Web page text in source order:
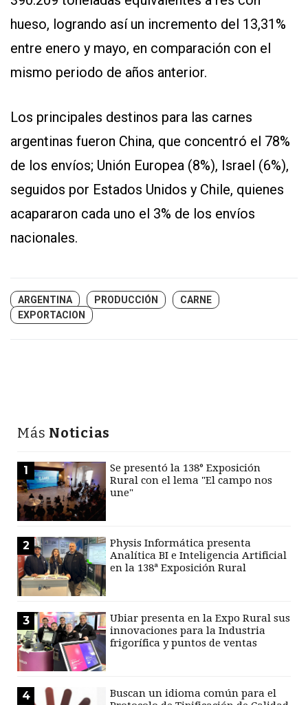
hueso, logrando así un incremento del 13,31%
entre enero y mayo, en comparación con el
mismo periodo de años anterior.
Los principales destinos para las carnes
argentinas fueron China, que concentró el 78%
de los envíos; Unión Europea (8%), Israel (6%),
seguidos por Estados Unidos y Chile, quienes
acapararon cada uno el 3% de los envíos
nacionales.
ARGENTINA PRODUCCIÓN
CARNE
EXPORTACION
Más Noticias
1
Se presentó la 138° Exposición
Rural con el lema "El campo nos
une"
2
Physis Informática presenta
Analítica BI e Inteligencia Artificial
en la 138ª Exposición Rural
3
Ubiar presenta en la Expo Rural sus
innovaciones para la Industria
frigorífica y puntos de ventas
4
Buscan un idioma común para el